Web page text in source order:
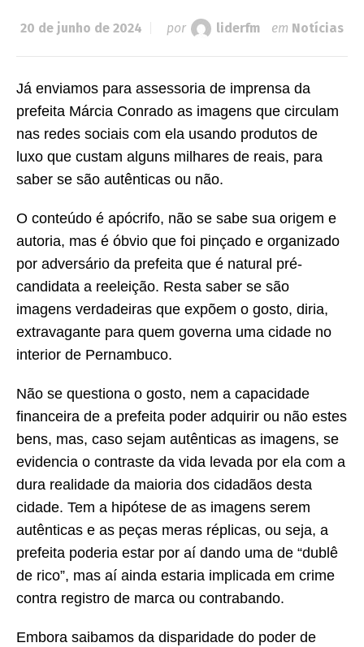
20 de junho de 2024 por liderfm em Notícias
Já enviamos para assessoria de imprensa da
prefeita Márcia Conrado as imagens que circulam
nas redes sociais com ela usando produtos de
luxo que custam alguns milhares de reais, para
saber se são autênticas ou não.
O conteúdo é apócrifo, não se sabe sua origem e
autoria, mas é óbvio que foi pinçado e organizado
por adversário da prefeita que é natural pré-
candidata a reeleição. Resta saber se são
imagens verdadeiras que expõem o gosto, diria,
extravagante para quem governa uma cidade no
interior de Pernambuco.
Não se questiona o gosto, nem a capacidade
financeira de a prefeita poder adquirir ou não estes
bens, mas, caso sejam autênticas as imagens, se
evidencia o contraste da vida levada por ela com a
dura realidade da maioria dos cidadãos desta
cidade. Tem a hipótese de as imagens serem
autênticas e as peças meras réplicas, ou seja, a
prefeita poderia estar por aí dando uma de “dublê
de rico”, mas aí ainda estaria implicada em crime
contra registro de marca ou contrabando.
Embora saibamos da disparidade do poder de